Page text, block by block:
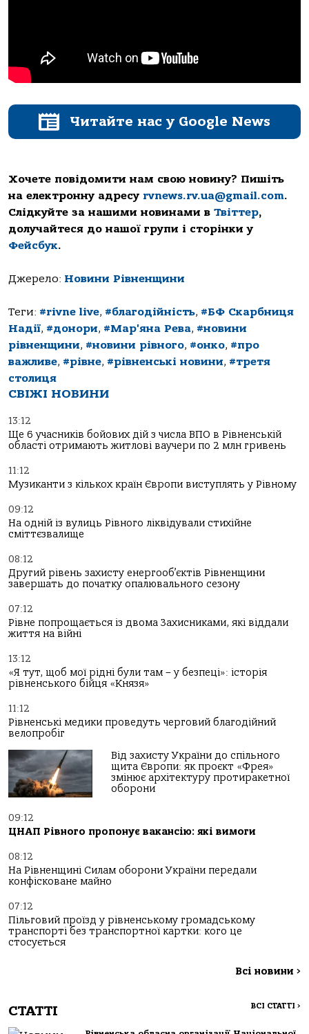
Читайте нас у Google News
Хочете повідомити нам свою новину? Пишіть
на електронну адресу rvnews.rv.ua@gmail.com.
Слідкуйте за нашими новинами в Твіттер,
долучайтеся до нашої групи і сторінки у
Фейсбук.
Джерело: Новини Рівненщини
Теги: #rivne live, #благодійність, #БФ Скарбниця
Надії, #донори, #Мар'яна Рева, #новини
рівненщини, #новини рівного, #онко, #про
важливе, #рівне, #рівненські новини, #третя
столиця
СВІЖІ НОВИНИ
13:12
Ще 6 учасників бойових дій з числа ВПО в Рівненській
області отримають житлові ваучери по 2 млн гривень
11:12
Музиканти з кількох країн Європи виступлять у Рівному
09:12
На одній із вулиць Рівного ліквідували стихійне
сміттєзвалище
08:12
Другий рівень захисту енергооб’єктів Рівненщини
завершать до початку опалювального сезону
07:12
Рівне попрощається із двома Захисниками, які віддали
життя на війні
13:12
«Я тут, щоб мої рідні були там – у безпеці»: історія
рівненського бійця «Князя»
11:12
Рівненські медики проведуть черговий благодійний
велопробіг
Від захисту України до спільного
щита Європи: як проєкт «Фрея»
змінює архітектуру протиракетної
оборони
09:12
ЦНАП Рівного пропонує вакансію: які вимоги
08:12
На Рівненщині Силам оборони України передали
конфісковане майно
07:12
Пільговий проїзд у рівненському громадському
транспорті без транспортної картки: кого це
стосується
Всі новини >
СТАТТІ ВСІ СТАТТІ >